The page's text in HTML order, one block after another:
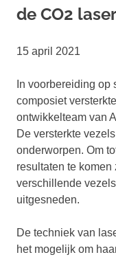
de CO2
15 april 2021
In voorbereiding op
composiet
ontwikkelteam van
De versterkte
onderworpen. Om
resultaten te
verschillende
uitgesneden.
De techniek van
het mogelijk om